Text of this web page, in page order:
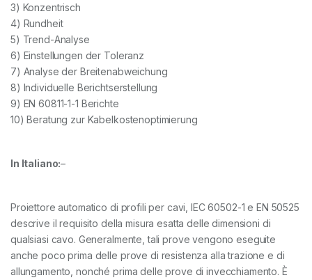
3) Konzentrisch
4) Rundheit
5) Trend-Analyse
6) Einstellungen der Toleranz
7) Analyse der Breitenabweichung
8) Individuelle Berichtserstellung
9) EN 60811-1-1 Berichte
10) Beratung zur Kabelkostenoptimierung
In Italiano:–
Proiettore automatico di profili per cavi, IEC 60502-1 e EN 50525
descrive il requisito della misura esatta delle dimensioni di
qualsiasi cavo. Generalmente, tali prove vengono eseguite
anche poco prima delle prove di resistenza alla trazione e di
allungamento, nonché prima delle prove di invecchiamento. È